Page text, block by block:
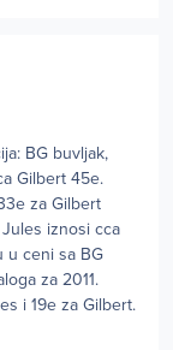
BG buvljak,
Gilbert 45e.
za Gilbert
iznosi cca
u ceni sa BG
za 2011.
i 19e za Gilbert.